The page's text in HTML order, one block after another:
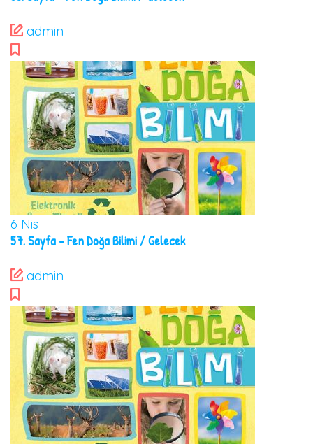
admin
6 Nis
57. Sayfa – Fen Doğa Bilimi / Gelecek
admin